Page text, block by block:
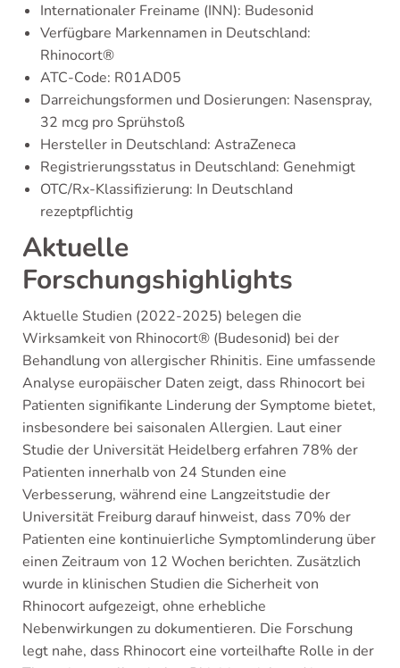
Internationaler Freiname (INN): Budesonid
Verfügbare Markennamen in Deutschland:
Rhinocort®
ATC-Code: R01AD05
Darreichungsformen und Dosierungen: Nasenspray,
32 mcg pro Sprühstoß
Hersteller in Deutschland: AstraZeneca
Registrierungsstatus in Deutschland: Genehmigt
OTC/Rx-Klassifizierung: In Deutschland
rezeptpflichtig
Aktuelle
Forschungshighlights
Aktuelle Studien (2022-2025) belegen die
Wirksamkeit von Rhinocort® (Budesonid) bei der
Behandlung von allergischer Rhinitis. Eine umfassende
Analyse europäischer Daten zeigt, dass Rhinocort bei
Patienten signifikante Linderung der Symptome bietet,
insbesondere bei saisonalen Allergien. Laut einer
Studie der Universität Heidelberg erfahren 78% der
Patienten innerhalb von 24 Stunden eine
Verbesserung, während eine Langzeitstudie der
Universität Freiburg darauf hinweist, dass 70% der
Patienten eine kontinuierliche Symptomlinderung über
einen Zeitraum von 12 Wochen berichten. Zusätzlich
wurde in klinischen Studien die Sicherheit von
Rhinocort aufgezeigt, ohne erhebliche
Nebenwirkungen zu dokumentieren. Die Forschung
legt nahe, dass Rhinocort eine vorteilhafte Rolle in der